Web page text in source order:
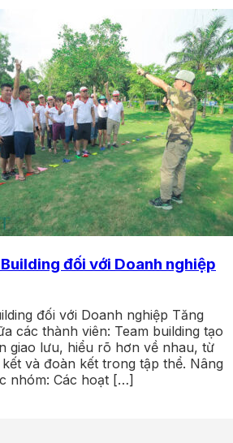
đối với Doanh nghiệp
đối với Doanh nghiệp Tăng
các thành viên: Team building tạo
giao lưu, hiểu rõ hơn về nhau, từ
và đoàn kết trong tập thể. Nâng
nhóm: Các hoạt […]